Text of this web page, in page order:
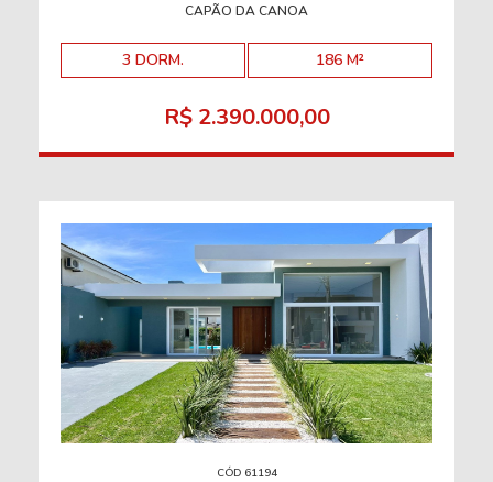
CAPÃO DA CANOA
3 DORM. 186 M²
R$ 2.390.000,00
CÓD 61194